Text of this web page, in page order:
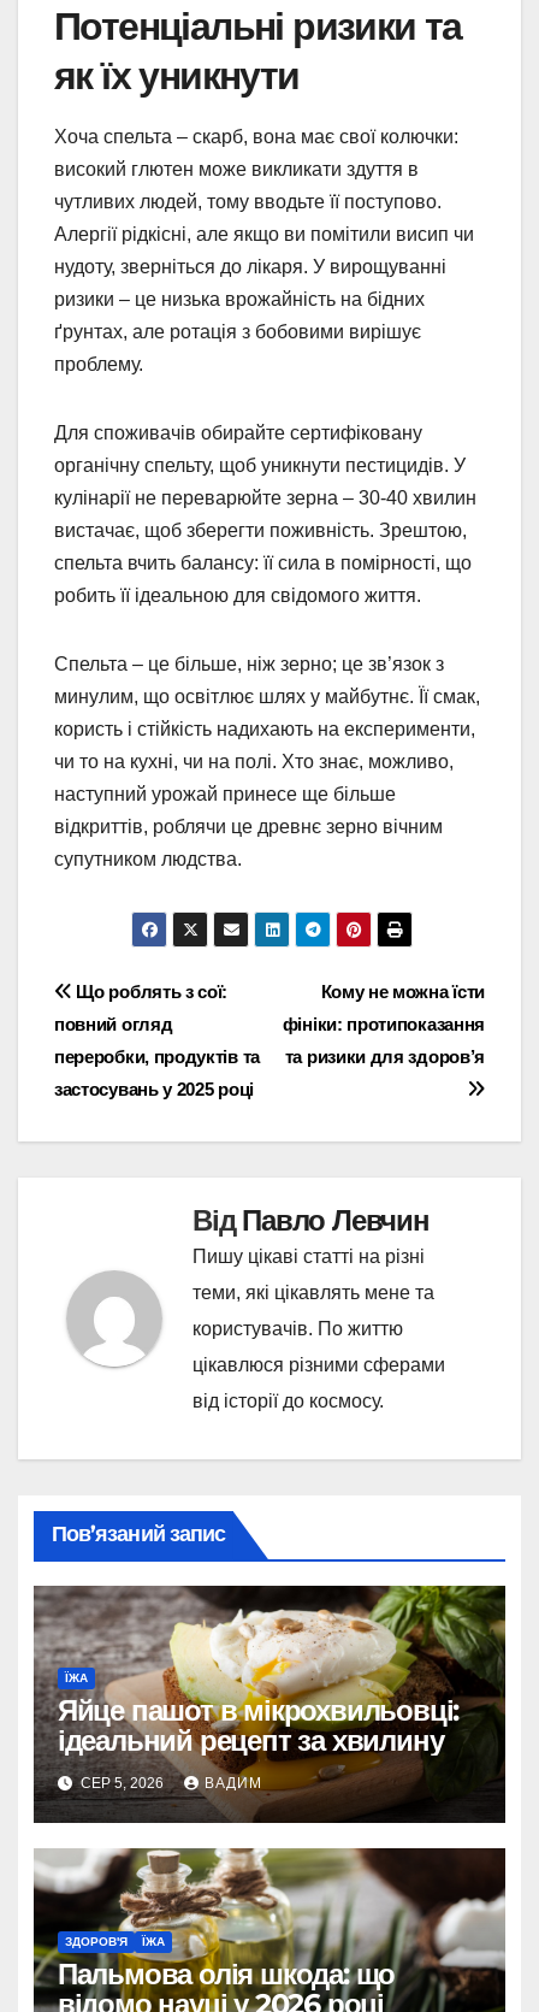
Потенціальні ризики та
як їх уникнути
Хоча спельта – скарб, вона має свої колючки:
високий глютен може викликати здуття в
чутливих людей, тому вводьте її поступово.
Алергії рідкісні, але якщо ви помітили висип чи
нудоту, зверніться до лікаря. У вирощуванні
ризики – це низька врожайність на бідних
ґрунтах, але ротація з бобовими вирішує
проблему.
Для споживачів обирайте сертифіковану
органічну спельту, щоб уникнути пестицидів. У
кулінарії не переварюйте зерна – 30-40 хвилин
вистачає, щоб зберегти поживність. Зрештою,
спельта вчить балансу: її сила в помірності, що
робить її ідеальною для свідомого життя.
Спельта – це більше, ніж зерно; це зв’язок з
минулим, що освітлює шлях у майбутнє. Її смак,
користь і стійкість надихають на експерименти,
чи то на кухні, чи на полі. Хто знає, можливо,
наступний урожай принесе ще більше
відкриттів, роблячи це древнє зерно вічним
супутником людства.
Навігація
записів
Кому не можна їсти
фініки: протипоказання
та ризики для здоров’я
Що роблять з сої:
повний огляд
переробки, продуктів та
застосувань у 2025 році
ВідПавло Левчин
Пишу цікаві статті на різні
теми, які цікавлять мене та
користувачів. По життю
цікавлюся різними сферами
від історії до космосу.
Пов’язаний запис
ЇЖА
Яйце пашот в мікрохвильовці:
ідеальний рецепт за хвилину
СЕР 5, 2026 ВАДИМ
ЗДОРОВ'Я ЇЖА
Пальмова олія шкода: що
відомо науці у 2026 році